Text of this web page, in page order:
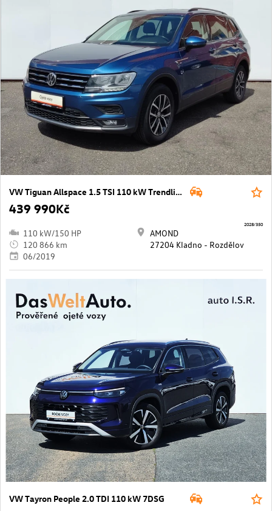
VW Tiguan Allspace 1.5 TSI 110 kW Trendline
439 990Kč
110 kW/150 HP
120 866 km
06/2019
AMOND
27204 Kladno - Rozdělov
2028/350
VW Tayron People 2.0 TDI 110 kW 7DSG